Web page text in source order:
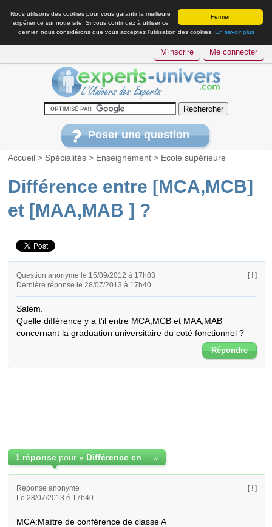
Fermer
Nous utilisons des cookies pour vous garantir la meilleure
expérience sur notre site. Si vous continuez à utiliser ce
dernier, nous considérons que vous acceptez l’utilisation des cookies. En savoir plus
M'inscrire Me connecter
Poser une question
Accueil > Spécialités > Enseignement > Ecole supérieure
Différence entre [MCA,MCB]
et [MAA,MAB ] ?
Question anonyme le 15/09/2012 à 17h03
Dernière réponse le 28/07/2013 à 17h40
[ ! ]
Salem.
Quelle différence y a t'il entre MCA,MCB et MAA,MAB
concernant la graduation universitaire du coté fonctionnel ?
Répondre
1 réponse pour « »
Réponse anonyme
Le 28/07/2013 é 17h40
[ ! ]
MCA:Maître de conférence de classe A